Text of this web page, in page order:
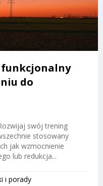
do
swój trening
stosowany
jak wzmocnienie
lub redukcja...
i porady